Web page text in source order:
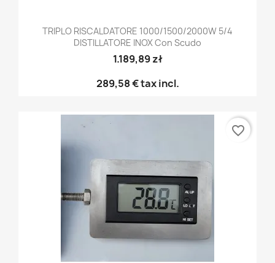
TRIPLO RISCALDATORE 1000/1500/2000W 5/4
DISTILLATORE INOX Con Scudo
1.189,89 zł
289,58 €tax incl.
favorite_border